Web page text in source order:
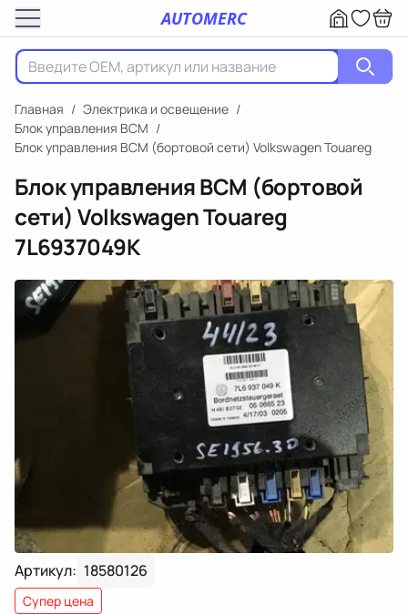
AUTOMERC
Главная / Электрика и освещение /
Блок управления BCM /
Блок управления BCM (бортовой сети) Volkswagen Touareg
Блок управления BCM (бортовой
сети) Volkswagen Touareg
7L6937049K
Артикул: 18580126
Супер цена